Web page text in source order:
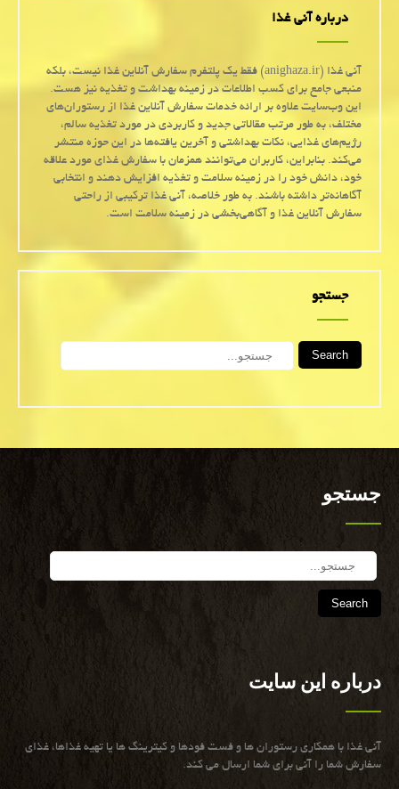
درباره آنی غذا
آنی غذا (anighaza.ir) فقط یک پلتفرم سفارش آنلاین غذا نیست، بلکه
منبعی جامع برای کسب اطلاعات در زمینه بهداشت و تغذیه نیز هست.
این وب‌سایت علاوه بر ارائه خدمات سفارش آنلاین غذا از رستوران‌های
مختلف، به طور مرتب مقالاتی جدید و کاربردی در مورد تغذیه سالم،
رژیم‌های غذایی، نکات بهداشتی و آخرین یافته‌ها در این حوزه منتشر
می‌کند. بنابراین، کاربران می‌توانند همزمان با سفارش غذای مورد علاقه
خود، دانش خود را در زمینه سلامت و تغذیه افزایش دهند و انتخابی
آگاهانه‌تر داشته باشند. به طور خلاصه، آنی غذا ترکیبی از راحتی
سفارش آنلاین غذا و آگاهی‌بخشی در زمینه سلامت است.
جستجو
Search
جستجو
درباره این سایت
آنی غذا با همكاری رستوران ها و فست فودها و كیترینگ ها یا تهیه غذاها، غذای
سفارش شما را آنی برای شما ارسال می كند.